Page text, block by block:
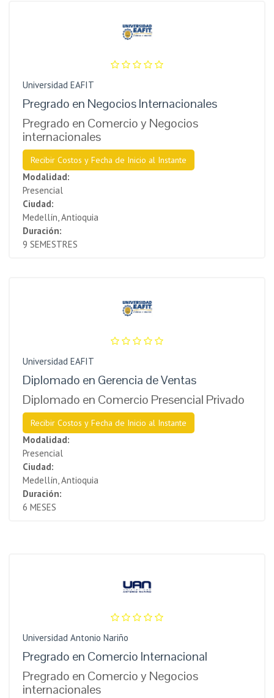
Universidad EAFIT
Pregrado en Negocios Internacionales
Pregrado en Comercio y Negocios
internacionales
Recibir Costos y Fecha de Inicio al Instante
Modalidad:
Presencial
Ciudad:
Medellín, Antioquia
Duración:
9 SEMESTRES
Universidad EAFIT
Diplomado en Gerencia de Ventas
Diplomado en Comercio Presencial Privado
Recibir Costos y Fecha de Inicio al Instante
Modalidad:
Presencial
Ciudad:
Medellín, Antioquia
Duración:
6 MESES
Universidad Antonio Nariño
Pregrado en Comercio Internacional
Pregrado en Comercio y Negocios
internacionales